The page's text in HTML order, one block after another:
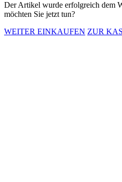
Der Artikel wurde erfolgreich dem
möchten Sie jetzt tun?
WEITER EINKAUFEN ZUR